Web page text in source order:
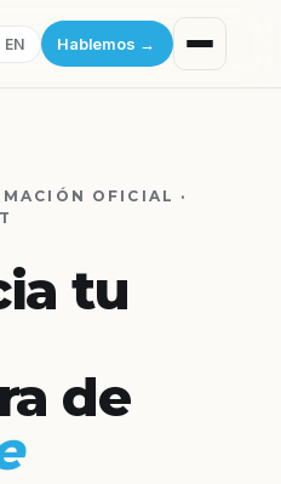
EN Hablemos →
OFICIAL ·
tu
de